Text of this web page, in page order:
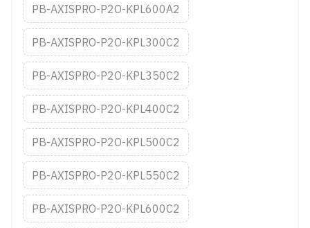
PB-AXISPRO-P2O-KPL600A2
PB-AXISPRO-P2O-KPL300C2
PB-AXISPRO-P2O-KPL350C2
PB-AXISPRO-P2O-KPL400C2
PB-AXISPRO-P2O-KPL500C2
PB-AXISPRO-P2O-KPL550C2
PB-AXISPRO-P2O-KPL600C2